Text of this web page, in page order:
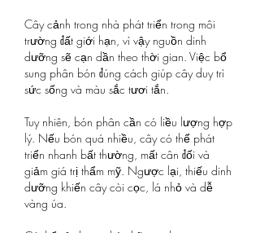
Cây cảnh trong nhà phát triển trong môi
trường đất giới hạn, vì vậy nguồn dinh
dưỡng sẽ cạn dần theo thời gian. Việc bổ
sung phân bón đúng cách giúp cây duy trì
sức sống và màu sắc tươi tắn.
Tuy nhiên, bón phân cần có liều lượng hợp
lý. Nếu bón quá nhiều, cây có thể phát
triển nhanh bất thường, mất cân đối và
giảm giá trị thẩm mỹ. Ngược lại, thiếu dinh
dưỡng khiến cây còi cọc, lá nhỏ và dễ
vàng úa.